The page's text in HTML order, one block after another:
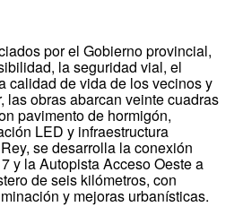
por el Gobierno provincial,
la seguridad vial, el
calidad de vida de los vecinos y
las obras abarcan veinte cuadras
pavimento de hormigón,
LED y infraestructura
se desarrolla la conexión
y la Autopista Acceso Oeste a
de seis kilómetros, con
y mejoras urbanísticas.